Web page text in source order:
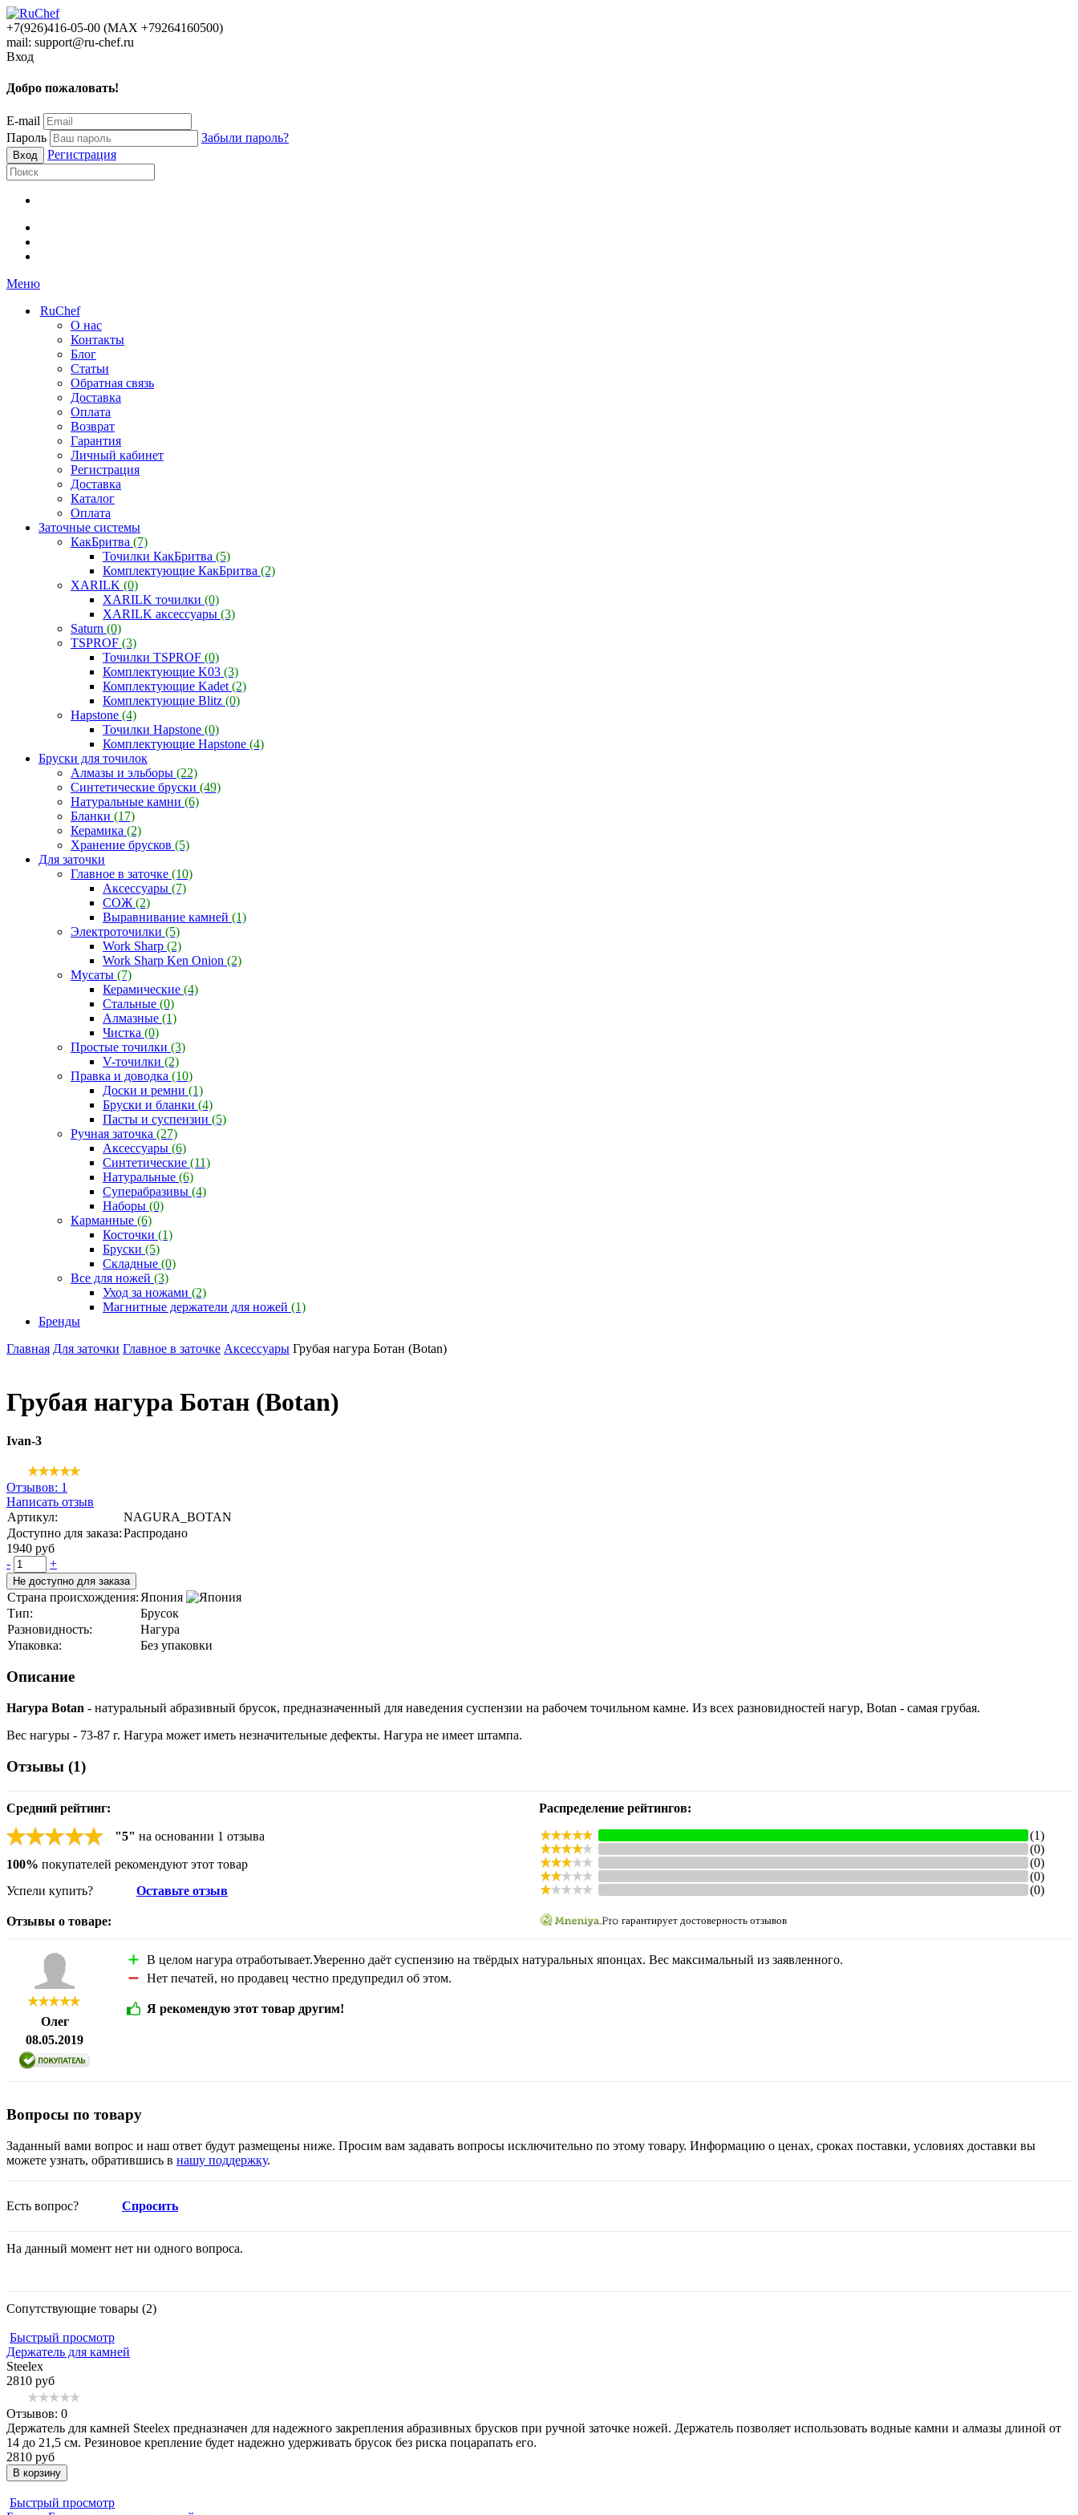
+7(926)416-05-00 (МАХ +79264160500)
mail: support@ru-chef.ru
Вход
Добро пожаловать!
E-mail
Пароль
Забыли пароль?
Регистрация
Меню
RuChef
О нас
Контакты
Блог
Статьи
Обратная связь
Доставка
Оплата
Возврат
Гарантия
Личный кабинет
Регистрация
Доставка
Каталог
Оплата
Заточные системы
КакБритва (7)
Точилки КакБритва (5)
Комплектующие КакБритва (2)
XARILK (0)
XARILK точилки (0)
XARILK аксессуары (3)
Saturn (0)
TSPROF (3)
Точилки TSPROF (0)
Комплектующие K03 (3)
Комплектующие Kadet (2)
Комплектующие Blitz (0)
Hapstone (4)
Точилки Hapstone (0)
Комплектующие Hapstone (4)
Бруски для точилок
Алмазы и эльборы (22)
Синтетические бруски (49)
Натуральные камни (6)
Бланки (17)
Керамика (2)
Хранение брусков (5)
Для заточки
Главное в заточке (10)
Аксессуары (7)
СОЖ (2)
Выравнивание камней (1)
Электроточилки (5)
Work Sharp (2)
Work Sharp Ken Onion (2)
Мусаты (7)
Керамические (4)
Стальные (0)
Алмазные (1)
Чистка (0)
Простые точилки (3)
V-точилки (2)
Правка и доводка (10)
Доски и ремни (1)
Бруски и бланки (4)
Пасты и суспензии (5)
Ручная заточка (27)
Аксессуары (6)
Синтетические (11)
Натуральные (6)
Суперабразивы (4)
Наборы (0)
Карманные (6)
Косточки (1)
Бруски (5)
Складные (0)
Все для ножей (3)
Уход за ножами (2)
Магнитные держатели для ножей (1)
Бренды
Главная Для заточки Главное в заточке Аксессуары Грубая нагура Ботан (Botan)
Грубая нагура Ботан (Botan)
Ivan-3
Отзывов: 1
Написать отзыв
Артикул:
NAGURA_BOTAN
Доступно для заказа:Распродано
1940 руб
-
+
Не доступно для заказа
Страна происхождения: Япония
Тип:
Брусок
Разновидность:
Нагура
Упаковка:
Без упаковки
Описание
Нагура Botan - натуральный абразивный брусок, предназначенный для наведения суспензии на рабочем точильном камне. Из всех разновидностей нагур, Botan - самая грубая.
Вес нагуры - 73-87 г. Нагура может иметь незначительные дефекты. Нагура не имеет штампа.
Отзывы (1)
Средний рейтинг:
"5" на основании 1 отзыва
100% покупателей рекомендуют этот товар
Успели купить?
Оставьте отзыв
Распределение рейтингов:
(1)
(0)
(0)
(0)
(0)
Отзывы о товаре: гарантирует достоверность отзывов
Олег
08.05.2019
В целом нагура отработывает.Уверенно даёт суспензию на твёрдых натуральных японцах. Вес максимальный из заявленного.
Нет печатей, но продавец честно предупредил об этом.
Я рекомендую этот товар другим!
Вопросы по товару
Заданный вами вопрос и наш ответ будут размещены ниже. Просим вам задавать вопросы исключительно по этому товару. Информацию о ценах, сроках поставки, условиях доставки вы
можете узнать, обратившись в нашу поддержку.
Есть вопрос? Спросить
На данный момент нет ни одного вопроса.
Сопутствующие товары (2)
Быстрый просмотр
Держатель для камней
Steelex
2810 руб
Отзывов: 0
Держатель для камней Steelex предназначен для надежного закрепления абразивных брусков при ручной заточке ножей. Держатель позволяет использовать водные камни и алмазы длиной от
14 до 21,5 см. Резиновое крепление будет надежно удерживать брусок без риска поцарапать его.
2810 руб
В корзину
Быстрый просмотр